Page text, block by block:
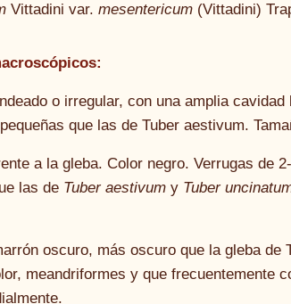
Vittadini var. mesentericum (Vittadini)
o irregular, con una amplia
que las de Tuber aestivum.
a la gleba. Color negro. Verrugas de
las de Tuber aestivum y Tuber
oscuro, más oscuro que la gleba de
meandriformes y que frecuentemente